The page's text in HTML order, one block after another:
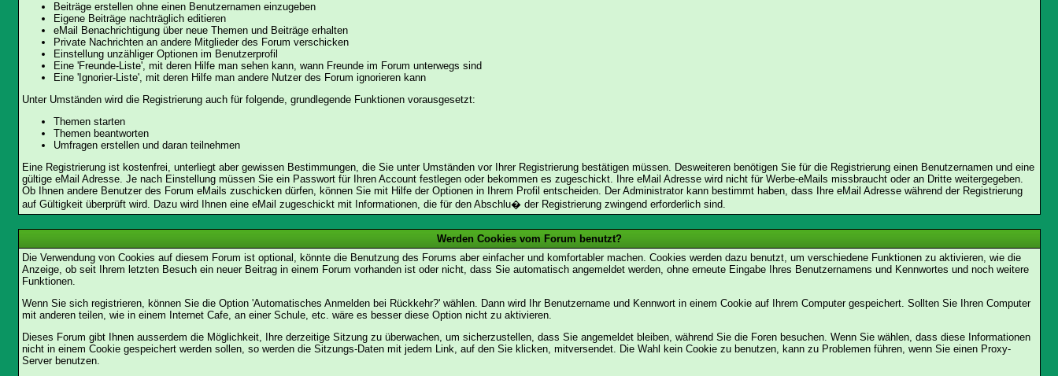
Beiträge erstellen ohne einen Benutzernamen einzugeben
Eigene Beiträge nachträglich editieren
eMail Benachrichtigung über neue Themen und Beiträge erhalten
Private Nachrichten an andere Mitglieder des Forum verschicken
Einstellung unzähliger Optionen im Benutzerprofil
Eine 'Freunde-Liste', mit deren Hilfe man sehen kann, wann Freunde im Forum unterwegs sind
Eine 'Ignorier-Liste', mit deren Hilfe man andere Nutzer des Forum ignorieren kann
Unter Umständen wird die Registrierung auch für folgende, grundlegende Funktionen vorausgesetzt:
Themen starten
Themen beantworten
Umfragen erstellen und daran teilnehmen
Eine Registrierung ist kostenfrei, unterliegt aber gewissen Bestimmungen, die Sie unter Umständen vor Ihrer Registrierung bestätigen müssen. Desweiteren benötigen Sie für die Registrierung einen Benutzernamen und eine
gültige eMail Adresse. Je nach Einstellung müssen Sie ein Passwort für Ihren Account festlegen oder bekommen es zugeschickt. Ihre eMail Adresse wird nicht für Werbe-eMails missbraucht oder an Dritte weitergegeben.
Ob Ihnen andere Benutzer des Forum eMails zuschicken dürfen, können Sie mit Hilfe der Optionen in Ihrem Profil entscheiden. Der Administrator kann bestimmt haben, dass Ihre eMail Adresse während der Registrierung
auf Gültigkeit überprüft wird. Dazu wird Ihnen eine eMail zugeschickt mit Informationen, die für den Abschlu� der Registrierung zwingend erforderlich sind.
Werden Cookies vom Forum benutzt?
Die Verwendung von Cookies auf diesem Forum ist optional, könnte die Benutzung des Forums aber einfacher und komfortabler machen. Cookies werden dazu benutzt, um verschiedene Funktionen zu aktivieren, wie die
Anzeige, ob seit Ihrem letzten Besuch ein neuer Beitrag in einem Forum vorhanden ist oder nicht, dass Sie automatisch angemeldet werden, ohne erneute Eingabe Ihres Benutzernamens und Kennwortes und noch weitere
Funktionen.
Wenn Sie sich registrieren, können Sie die Option 'Automatisches Anmelden bei Rückkehr?' wählen. Dann wird Ihr Benutzername und Kennwort in einem Cookie auf Ihrem Computer gespeichert. Sollten Sie Ihren Computer
mit anderen teilen, wie in einem Internet Cafe, an einer Schule, etc. wäre es besser diese Option nicht zu aktivieren.
Dieses Forum gibt Ihnen ausserdem die Möglichkeit, Ihre derzeitige Sitzung zu überwachen, um sicherzustellen, dass Sie angemeldet bleiben, während Sie die Foren besuchen. Wenn Sie wählen, dass diese Informationen
nicht in einem Cookie gespeichert werden sollen, so werden die Sitzungs-Daten mit jedem Link, auf den Sie klicken, mitversendet. Die Wahl kein Cookie zu benutzen, kann zu Problemen führen, wenn Sie einen Proxy-
Server benutzen.